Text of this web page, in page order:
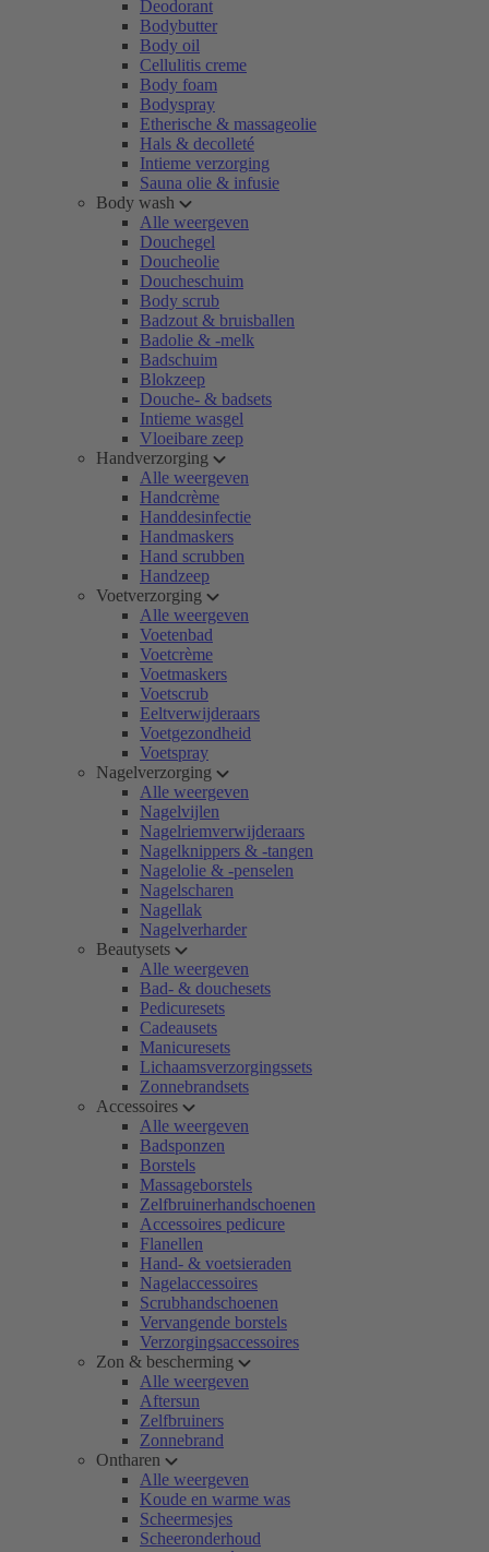
Deodorant
Bodybutter
Body oil
Cellulitis creme
Body foam
Bodyspray
Etherische & massageolie
Hals & decolleté
Intieme verzorging
Sauna olie & infusie
Body wash
Alle weergeven
Douchegel
Doucheolie
Doucheschuim
Body scrub
Badzout & bruisballen
Badolie & -melk
Badschuim
Blokzeep
Douche- & badsets
Intieme wasgel
Vloeibare zeep
Handverzorging
Alle weergeven
Handcrème
Handdesinfectie
Handmaskers
Hand scrubben
Handzeep
Voetverzorging
Alle weergeven
Voetenbad
Voetcrème
Voetmaskers
Voetscrub
Eeltverwijderaars
Voetgezondheid
Voetspray
Nagelverzorging
Alle weergeven
Nagelvijlen
Nagelriemverwijderaars
Nagelknippers & -tangen
Nagelolie & -penselen
Nagelscharen
Nagellak
Nagelverharder
Beautysets
Alle weergeven
Bad- & douchesets
Pedicuresets
Cadeausets
Manicuresets
Lichaamsverzorgingssets
Zonnebrandsets
Accessoires
Alle weergeven
Badsponzen
Borstels
Massageborstels
Zelfbruinerhandschoenen
Accessoires pedicure
Flanellen
Hand- & voetsieraden
Nagelaccessoires
Scrubhandschoenen
Vervangende borstels
Verzorgingsaccessoires
Zon & bescherming
Alle weergeven
Aftersun
Zelfbruiners
Zonnebrand
Ontharen
Alle weergeven
Koude en warme was
Scheermesjes
Scheeronderhoud